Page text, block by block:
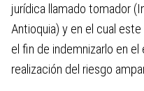
jurídica llamado tomador
Antioquia) y en el cual
el fin de indemnizarlo en
realización del riesgo